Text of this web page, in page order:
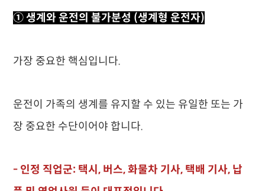
① 생계와 운전의 불가분성 (생계형 운전자)
가장 중요한 핵심입니다.
운전이 가족의 생계를 유지할 수 있는 유일한 또는 가
장 중요한 수단이어야 합니다.
- 인정 직업군: 택시, 버스, 화물차 기사, 택배 기사, 납